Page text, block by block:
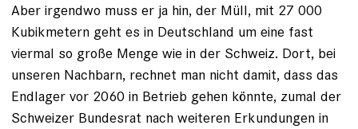
Aber irgendwo muss er ja hin, der Müll, mit 27 000
Kubikmetern geht es in Deutschland um eine fast
viermal so große Menge wie in der Schweiz. Dort, bei
unseren Nachbarn, rechnet man nicht damit, dass das
Endlager vor 2060 in Betrieb gehen könnte, zumal der
Schweizer Bundesrat nach weiteren Erkundungen in